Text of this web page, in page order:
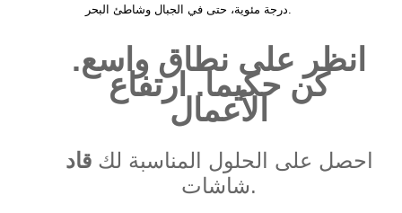
درجة مئوية، حتى في الجبال وشاطئ البحر.
انظر على نطاق واسع.
كن حكيما. ارتفاع
الأعمال
احصل على الحلول المناسبة لكقاد
شاشات.